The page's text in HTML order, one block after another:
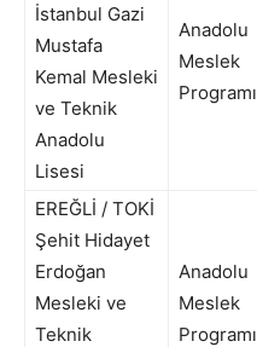
İstanbul Gazi
Mustafa
Kemal Mesleki
ve Teknik
Anadolu
Lisesi
Anadolu
Meslek
Programı
EREĞLİ / TOKİ
Şehit Hidayet
Erdoğan
Mesleki ve
Teknik
Anadolu
Meslek
Programı